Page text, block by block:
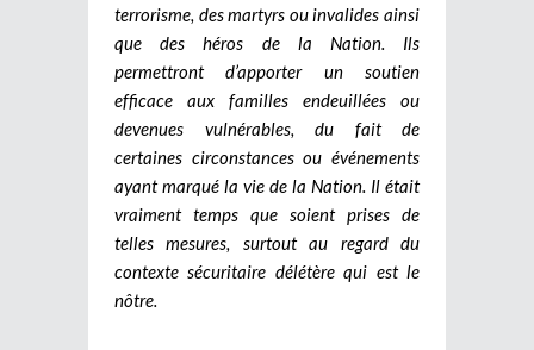
terrorisme, des martyrs ou invalides ainsi
que des héros de la Nation. Ils
permettront d’apporter un soutien
efficace aux familles endeuillées ou
devenues vulnérables, du fait de
certaines circonstances ou événements
ayant marqué la vie de la Nation. Il était
vraiment temps que soient prises de
telles mesures, surtout au regard du
contexte sécuritaire délétère qui est le
nôtre.